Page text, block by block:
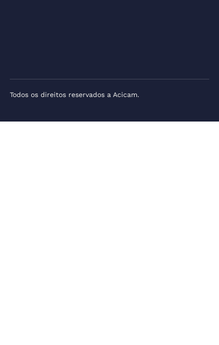
Todos os direitos reservados a Acicam.